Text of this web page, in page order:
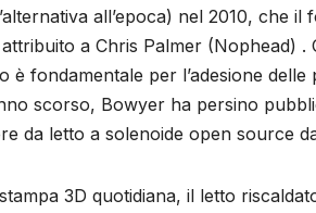
all’epoca) nel 2010, che
a Chris Palmer (Nophead)
è fondamentale per l’adesione
scorso, Bowyer ha persino
da letto a solenoide open source
3D quotidiana, il letto